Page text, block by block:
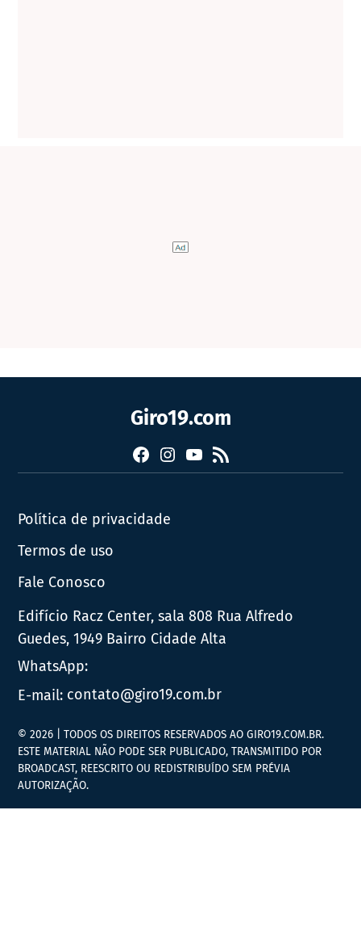
Giro19.com
FacebookInstagram
YouTube
RSS
Política de privacidade
Termos de uso
Fale Conosco
Edifício Racz Center, sala 808 Rua Alfredo
Guedes, 1949 Bairro Cidade Alta
WhatsApp:
E-mail: contato@giro19.com.br
© 2026 | TODOS OS DIREITOS RESERVADOS AO GIRO19.COM.BR.
ESTE MATERIAL NÃO PODE SER PUBLICADO, TRANSMITIDO POR
BROADCAST, REESCRITO OU REDISTRIBUÍDO SEM PRÉVIA
AUTORIZAÇÃO.